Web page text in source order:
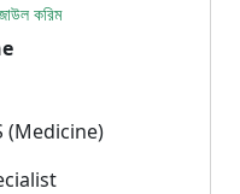
করিম
(Medicine)